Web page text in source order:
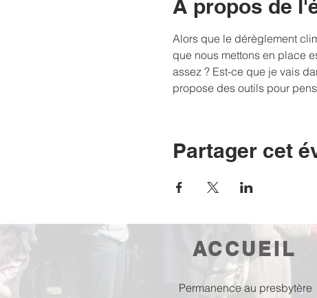
À propos de
Alors que le dérèglement
que nous mettons en place
assez ? Est-ce que je vais
propose des outils pour
Partager cet
ACCUEIL
Permanence au presbytère